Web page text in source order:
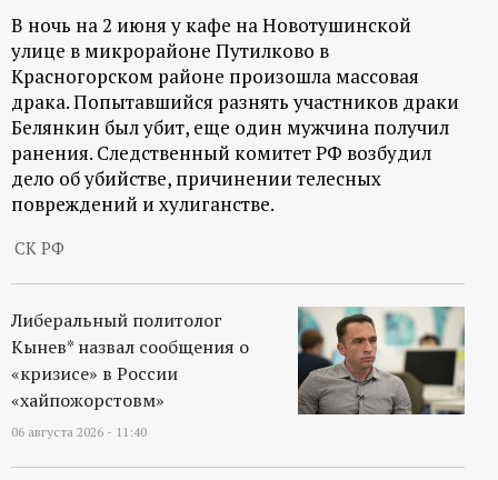
н
н
ы
й
п
о
р
т
а
В ночь на 2 июня у кафе на Новотушинской
улице в микрорайоне Путилково в
Красногорском районе произошла массовая
драка. Попытавшийся разнять участников драки
Белянкин был убит, еще один мужчина получил
ранения. Следственный комитет РФ возбудил
дело об убийстве, причинении телесных
повреждений и хулиганстве.
СК РФ
Либеральный политолог
Кынев* назвал сообщения о
«кризисе» в России
«хайпожорстовм»
06 августа 2026 - 11:40